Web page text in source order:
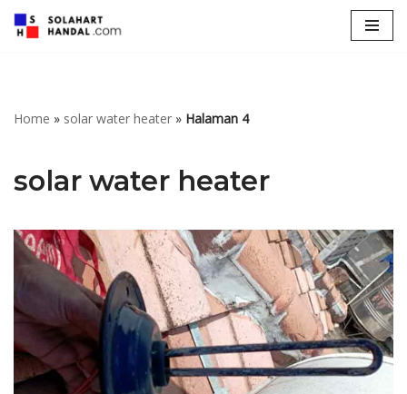
Home » solar water heater » Halaman 4
solar water heater